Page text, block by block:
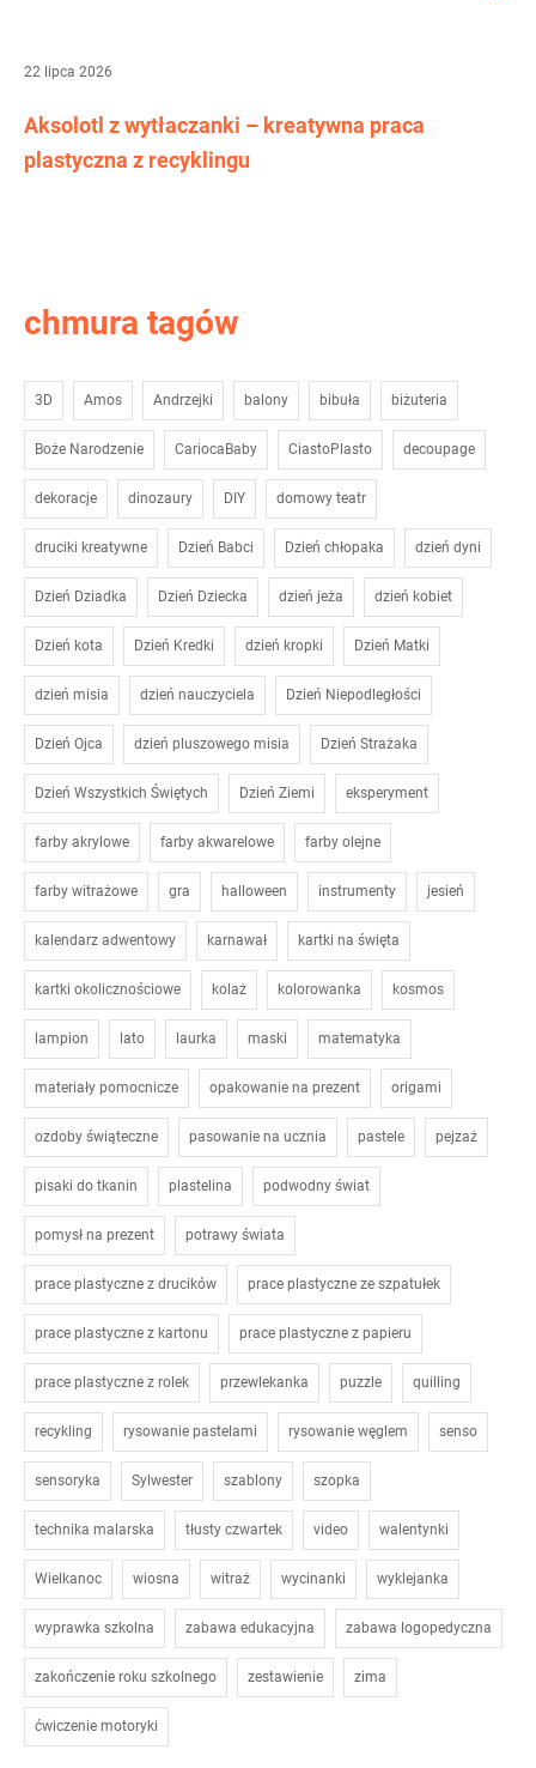
22 lipca 2026
Aksolotl z wytłaczanki – kreatywna praca
plastyczna z recyklingu
chmura tagów
3D Amos Andrzejki balony bibuła biżuteria
Boże Narodzenie CariocaBaby CiastoPlasto decoupage
dekoracje dinozaury DIY domowy teatr
druciki kreatywne Dzień Babci Dzień chłopaka dzień dyni
Dzień Dziadka Dzień Dziecka dzień jeża dzień kobiet
Dzień kota Dzień Kredki dzień kropki Dzień Matki
dzień misia dzień nauczyciela Dzień Niepodległości
Dzień Ojca dzień pluszowego misia Dzień Strażaka
Dzień Wszystkich Świętych Dzień Ziemi eksperyment
farby akrylowe farby akwarelowe farby olejne
farby witrażowe gra halloween instrumenty jesień
kalendarz adwentowy karnawał kartki na święta
kartki okolicznościowe kolaż kolorowanka kosmos
lampion lato laurka maski matematyka
materiały pomocnicze opakowanie na prezent origami
ozdoby świąteczne pasowanie na ucznia pastele pejzaż
pisaki do tkanin plastelina podwodny świat
pomysł na prezent potrawy świata
prace plastyczne z drucików prace plastyczne ze szpatułek
prace plastyczne z kartonu prace plastyczne z papieru
prace plastyczne z rolek przewlekanka puzzle quilling
recykling rysowanie pastelami rysowanie węglem senso
sensoryka Sylwester szablony szopka
technika malarska tłusty czwartek video walentynki
Wielkanoc wiosna witraż wycinanki wyklejanka
wyprawka szkolna zabawa edukacyjna zabawa logopedyczna
zakończenie roku szkolnego zestawienie zima
ćwiczenie motoryki